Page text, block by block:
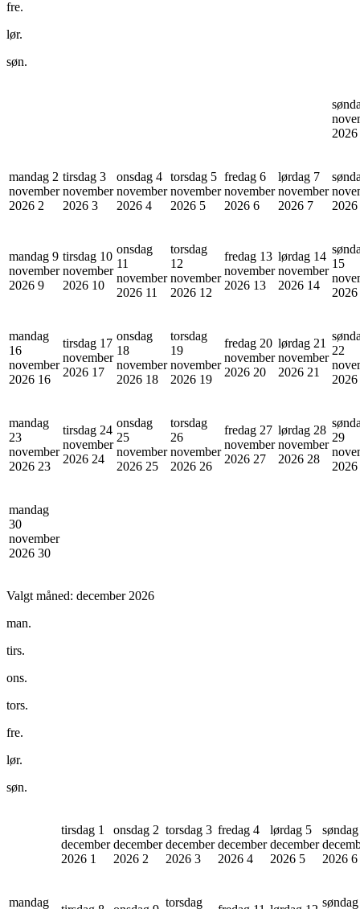
fre.
lør.
søn.
2026
mandag 2
november
2026 2
tirsdag 3
november
2026 3
onsdag 4
november
2026 4
torsdag 5
november
2026 5
fredag 6
november
2026 6
lørdag 7
november
2026 7
2026
mandag 9
november
2026 9
tirsdag 10
november
2026 10
onsdag
11
november
2026 11
torsdag
12
november
2026 12
fredag 13
november
2026 13
lørdag 14
november
2026 14
15
2026
mandag
16
november
2026 16
tirsdag 17
november
2026 17
onsdag
18
november
2026 18
torsdag
19
november
2026 19
fredag 20
november
2026 20
lørdag 21
november
2026 21
22
2026
mandag
23
november
2026 23
tirsdag 24
november
2026 24
onsdag
25
november
2026 25
torsdag
26
november
2026 26
fredag 27
november
2026 27
lørdag 28
november
2026 28
29
2026
mandag
30
november
2026 30
Valgt måned: december 2026
man.
tirs.
ons.
tors.
fre.
lør.
søn.
tirsdag 1
december
2026 1
onsdag 2
december
2026 2
torsdag 3
december
2026 3
fredag 4
december
2026 4
lørdag 5
december
2026 5
2026 6
mandag torsdag søndag